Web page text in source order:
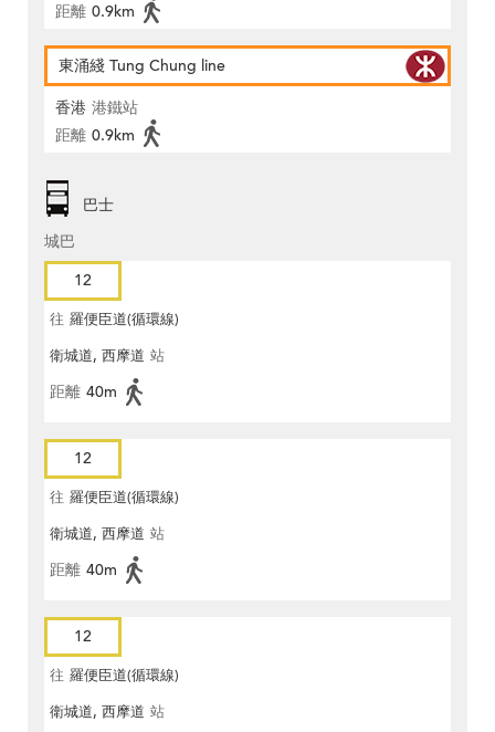
距離 0.9km
東涌綫 Tung Chung line
香港 港鐵站
距離 0.9km
巴士
城巴
12
往 羅便臣道(循環線)
衛城道, 西摩道 站
距離 40m
12
往 羅便臣道(循環線)
衛城道, 西摩道 站
距離 40m
12
往 羅便臣道(循環線)
衛城道, 西摩道 站